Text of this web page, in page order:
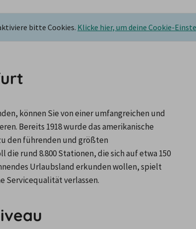
bitte Cookies. Klicke hier, um deine Cookie-
können Sie von einer umfangreichen und
Bereits 1918 wurde das amerikanische
den führenden und größten
rund 8.800 Stationen, die sich auf etwa 150
Urlaubsland erkunden wollen, spielt
Servicequalität verlassen.